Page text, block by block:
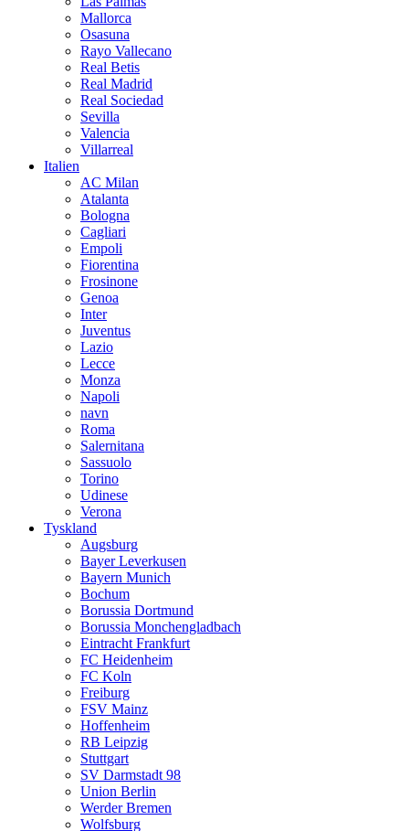
Mallorca
Osasuna
Rayo Vallecano
Real Betis
Real Madrid
Real Sociedad
Sevilla
Valencia
Villarreal
Italien
AC Milan
Atalanta
Bologna
Cagliari
Empoli
Fiorentina
Frosinone
Genoa
Inter
Juventus
Lazio
Lecce
Monza
Napoli
navn
Roma
Salernitana
Sassuolo
Torino
Udinese
Verona
Tyskland
Augsburg
Bayer Leverkusen
Bayern Munich
Bochum
Borussia Dortmund
Borussia Monchengladbach
Eintracht Frankfurt
FC Heidenheim
FC Koln
Freiburg
FSV Mainz
Hoffenheim
RB Leipzig
Stuttgart
SV Darmstadt 98
Union Berlin
Werder Bremen
Wolfsburg